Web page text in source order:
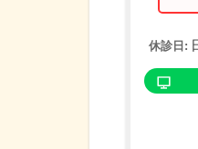
休診日: